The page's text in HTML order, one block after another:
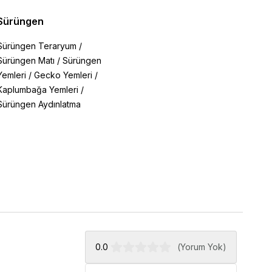
Teraryum /
Matı / Sürüngen
/ Gecko Yemleri /
Yemleri /
Aydınlatma
0.0 (Yorum Yok)